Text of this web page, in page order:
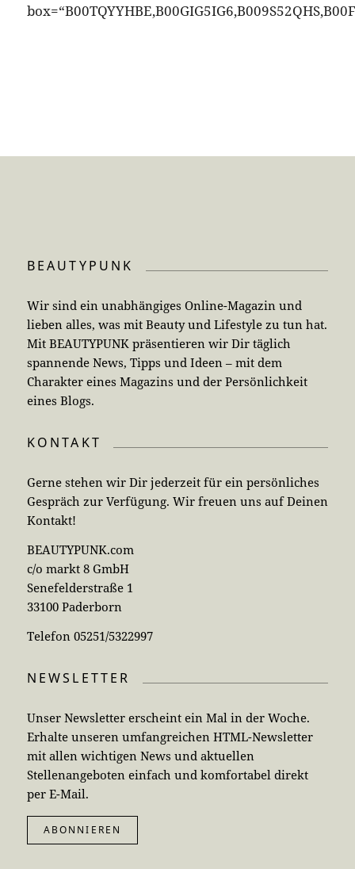
BEAUTYPUNK
Wir sind ein unabhängiges Online-Magazin und
lieben alles, was mit Beauty und Lifestyle zu tun hat.
Mit BEAUTYPUNK präsentieren wir Dir täglich
spannende News, Tipps und Ideen – mit dem
Charakter eines Magazins und der Persönlichkeit
eines Blogs.
KONTAKT
Gerne stehen wir Dir jederzeit für ein persönliches
Gespräch zur Verfügung. Wir freuen uns auf Deinen
Kontakt!
BEAUTYPUNK.com
c/o markt 8 GmbH
Senefelderstraße 1
33100 Paderborn
Telefon 05251/5322997
NEWSLETTER
Unser Newsletter erscheint ein Mal in der Woche.
Erhalte unseren umfangreichen HTML-Newsletter
mit allen wichtigen News und aktuellen
Stellenangeboten einfach und komfortabel direkt
per E-Mail.
ABONNIEREN